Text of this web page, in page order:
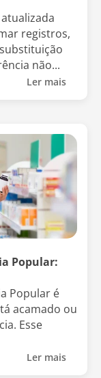
registros,
não...
Ler mais
Popular:
Popular é
acamado ou
Esse
Ler mais